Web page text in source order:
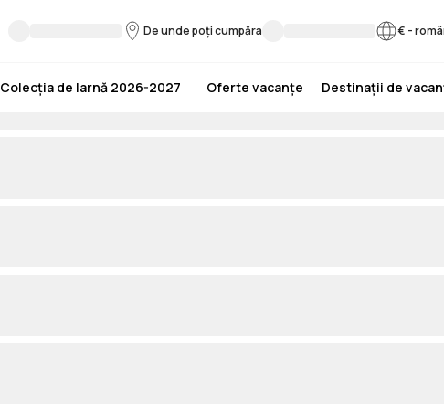
De unde poți cumpăra € -
Colecția de Iarnă 2026-2027 Oferte vacanțe Destinații de